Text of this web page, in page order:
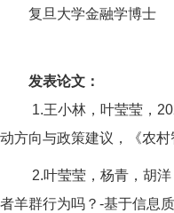
复旦大学金融学博士
发表论文：
1.王小林，叶莹莹，
动方向与政策建议，《农村
2.叶莹莹，杨青，胡
者羊群行为吗？-基于信息